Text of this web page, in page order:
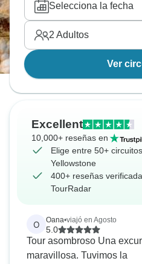
Selecciona la fecha
2 Adultos
Ver
Excellent
10,000+ reseñas en
Elige entre 50+
Yellowstone
400+ reseñas
TourRadar
O Oana•viajó en Agosto
5.0
Tour asombroso Una
maravillosa. Tuvimos la